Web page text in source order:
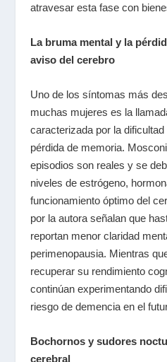
atravesar esta fase con
La bruma mental y la
aviso del cerebro
Uno de los síntomas más
muchas mujeres es la
caracterizada por la
pérdida de memoria.
episodios son reales y se
niveles de estrógeno,
funcionamiento óptimo del
por la autora señalan que
reportan menor claridad
perimenopausia. Mientras
recuperar su rendimiento
continúan experimentando
riesgo de demencia en el
Bochornos y sudores
cerebral